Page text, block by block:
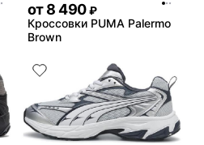
от8 490 ₽
Кроссовки PUMA Palermo
Brown